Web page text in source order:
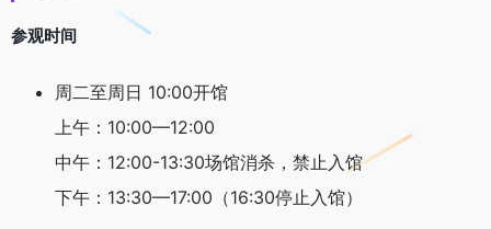
参观时间
周二至周日 10:00开馆
上午：10:00—12:00
中午：12:00-13:30场馆消杀，禁止入馆
下午：13:30—17:00（16:30停止入馆）